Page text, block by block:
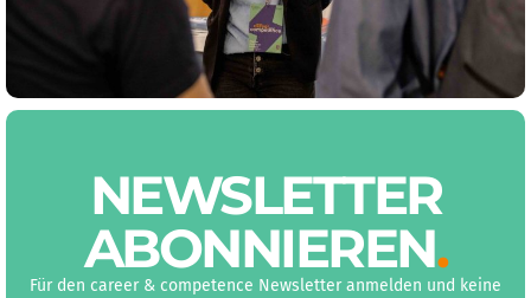
NEWS­LETTER
ABON­NIEREN.
Für den career & competence Newsletter anmelden und keine